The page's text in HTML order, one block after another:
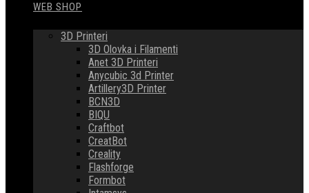
WEB SHOP
3D Printeri
3D Olovka i Filamenti
Anet 3D Printeri
Anycubic 3d Printer
Artillery3D Printer
BCN3D
BIQU
Craftbot
CreatBot
Creality
Flashforge
Formbot